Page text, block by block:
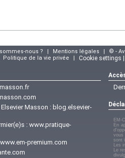
nous ? | Mentions légales |
© -
Politique de la vie privée | Cookie settings
Masson : blog.elsevier-
: www.pratique-
www.em-premium.com
EM-
En
vous
sont
Les
Le